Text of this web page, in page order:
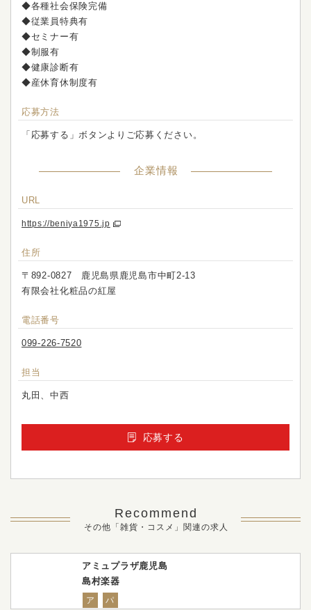
◆各種社会保険完備
◆従業員特典有
◆セミナー有
◆制服有
◆健康診断有
◆産休育休制度有
応募方法
「応募する」ボタンよりご応募ください。
企業情報
URL
https://beniya1975.jp
住所
〒892-0827 鹿児島県鹿児島市中町2-13
有限会社化粧品の紅屋
電話番号
099-226-7520
担当
丸田、中西
応募する
Recommend
その他「雑貨・コスメ」関連の求人
アミュプラザ鹿児島
島村楽器
ア パ